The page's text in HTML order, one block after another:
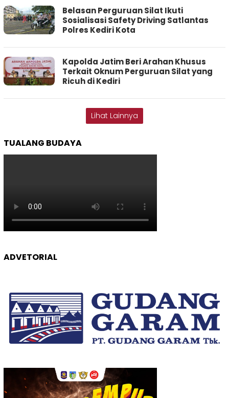
Belasan Perguruan Silat Ikuti
Sosialisasi Safety Driving Satlantas
Polres Kediri Kota
Kapolda Jatim Beri Arahan Khusus
Terkait Oknum Perguruan Silat yang
Ricuh di Kediri
Lihat Lainnya
TUALANG BUDAYA
ADVETORIAL